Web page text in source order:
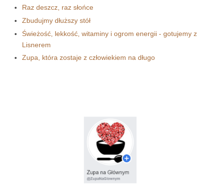
Raz deszcz, raz słońce
Zbudujmy dłuższy stół
Świeżość, lekkość, witaminy i ogrom energii - gotujemy z
Lisnerem
Zupa, która zostaje z człowiekiem na długo